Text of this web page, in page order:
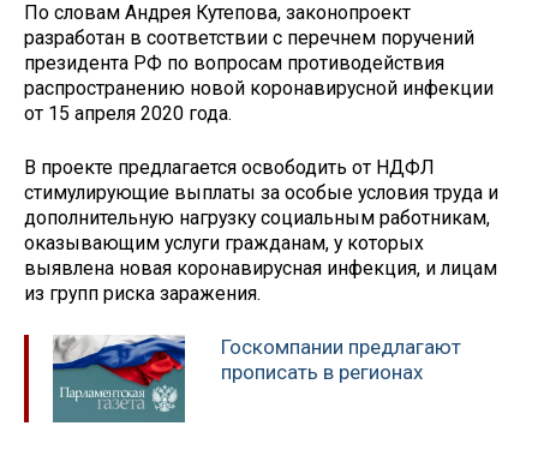
По словам Андрея Кутепова, законопроект
разработан в соответствии с перечнем поручений
президента РФ по вопросам противодействия
распространению новой коронавирусной инфекции
от 15 апреля 2020 года.
В проекте предлагается освободить от НДФЛ
стимулирующие выплаты за особые условия труда и
дополнительную нагрузку социальным работникам,
оказывающим услуги гражданам, у которых
выявлена новая коронавирусная инфекция, и лицам
из групп риска заражения.
Госкомпании предлагают
прописать в регионах